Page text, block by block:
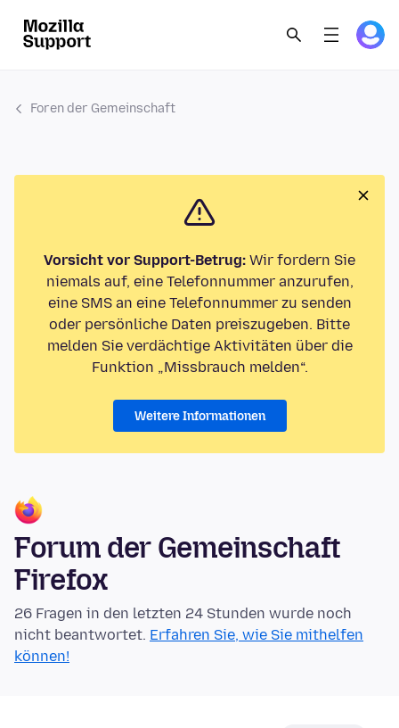
Foren der Gemeinschaft
Vorsicht vor Support-Betrug: Wir fordern Sie
niemals auf, eine Telefonnummer anzurufen,
eine SMS an eine Telefonnummer zu senden
oder persönliche Daten preiszugeben. Bitte
melden Sie verdächtige Aktivitäten über die
Funktion „Missbrauch melden“.
Weitere Informationen
Forum der Gemeinschaft
Firefox
26 Fragen in den letzten 24 Stunden wurde noch
nicht beantwortet. Erfahren Sie, wie Sie mithelfen
können!